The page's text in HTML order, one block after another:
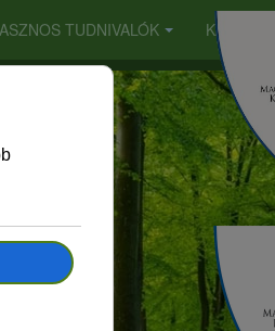
TUDNIVALÓK KARRIER